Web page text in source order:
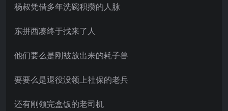
杨叔凭借多年洗碗积攒的人脉
东拼西凑终于找来了人
他们要么是刚被放出来的耗子兽
要要么是退役没领上社保的老兵
还有刚领完盒饭的老司机